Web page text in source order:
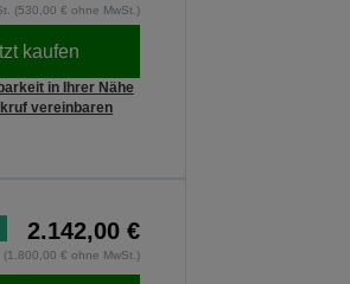
(530,00 € ohne MwSt.)
kaufen
in Ihrer Nähe
vereinbaren
2.142,00 €
(1.800,00 € ohne MwSt.)